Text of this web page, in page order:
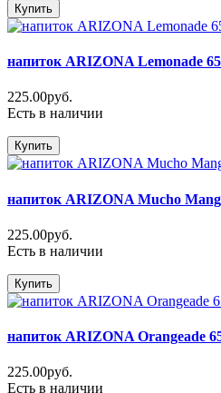
Купить
напиток ARIZONA Lemonade
225.00руб.
Есть в наличии
Купить
напиток ARIZONA Mucho
225.00руб.
Есть в наличии
Купить
напиток ARIZONA Orangeade
225.00руб.
Есть в наличии